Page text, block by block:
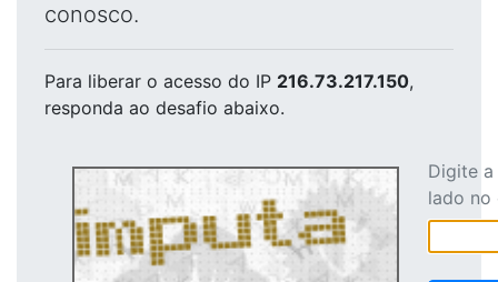
conosco.
Para liberar o acesso do IP 216.73.217.150,
responda ao desafio abaixo.
Digite
lado no